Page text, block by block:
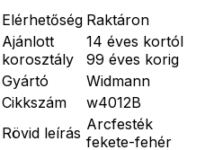
Elérhetőség Raktáron
Ajánlott
korosztály
14 éves kortól
99 éves korig
Gyártó
Widmann
Cikkszám
w4012B
Rövid leírás Arcfesték
fekete-fehér